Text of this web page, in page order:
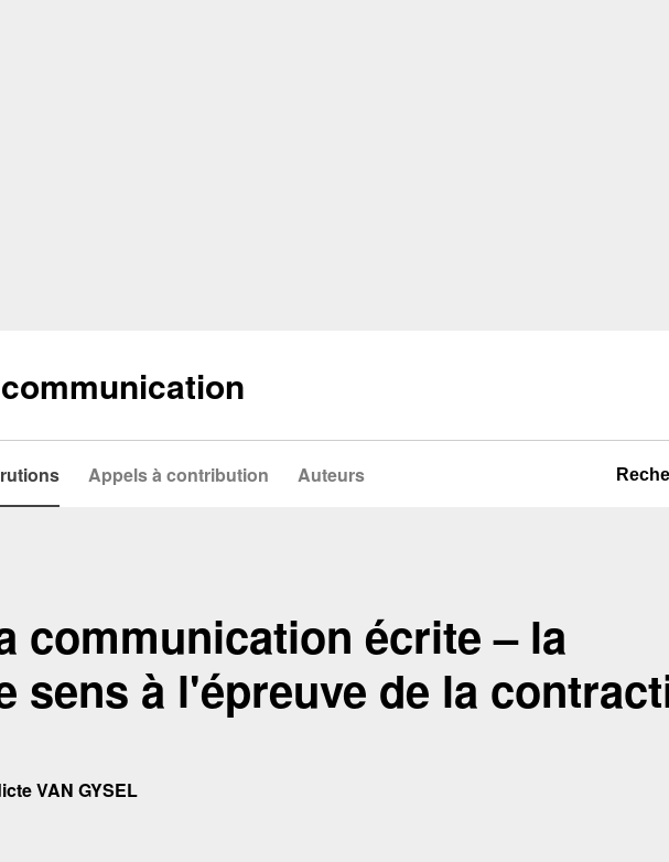
Appels à contribution Auteurs
communication écrite – la
sens à l'épreuve de la
VAN GYSEL